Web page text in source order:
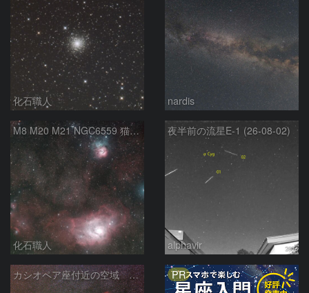
化石職人 nardis
M8 M20 M21 NGC6559 猫の手星雲 いて座
化石職人
夜半前の流星E-1 (26-08-02)
alphavir
カシオペア座付近の空域 260720 PR